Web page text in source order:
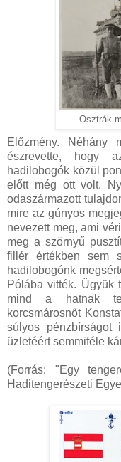
Osztrák-
Előzmény. Néhány
észrevette, hogy
hadilobogók közül
előtt még ott volt.
odaszármazott
mire az gúnyos
nevezett meg, ami
meg a szörnyű
fillér értékben sem
hadilobogónk
Pólába vitték. Ügyük
mind a hatnak
korcsmárosnőt
súlyos
üzletéért semmiféle
(Forrás: "Egy
Haditengerészeti